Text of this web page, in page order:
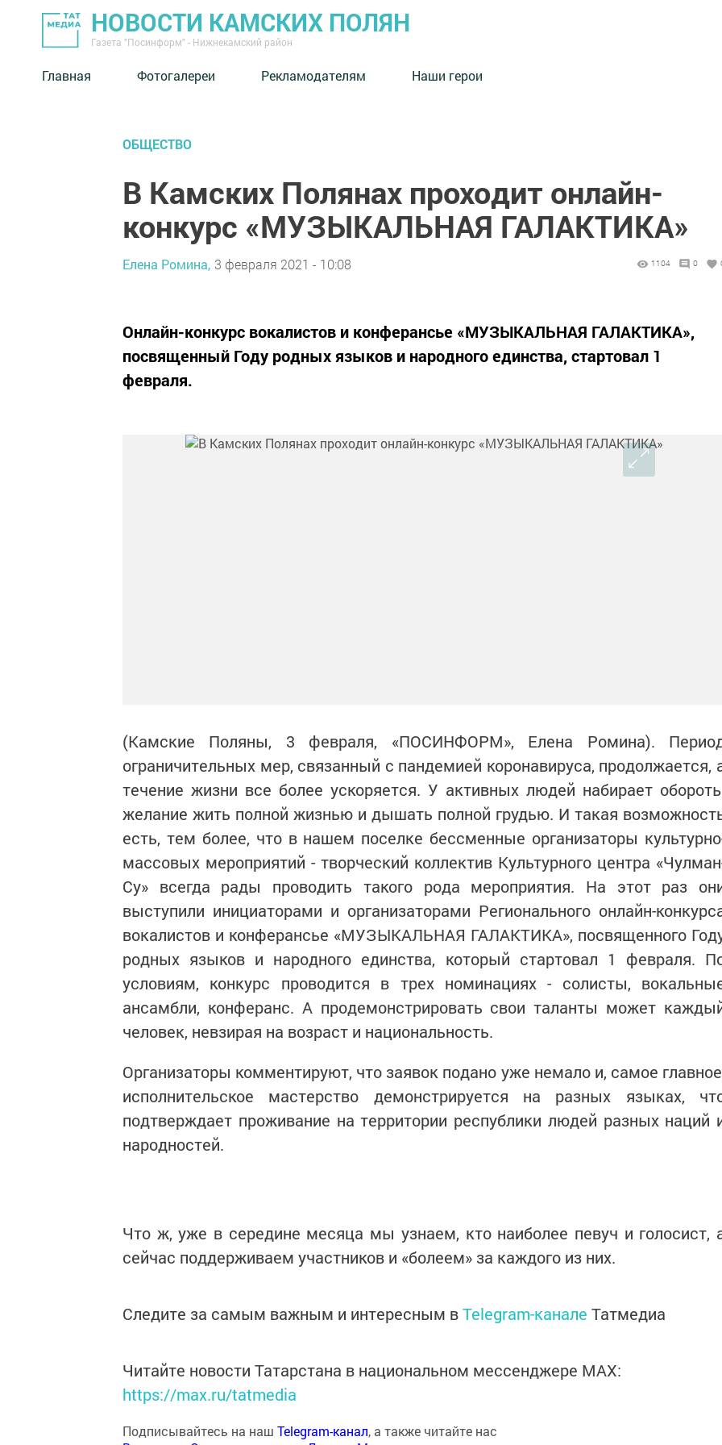
НОВОСТИ КАМСКИХ ПОЛЯН
Газета "Посинформ" - Нижнекамский район
Главная Фотогалереи Рекламодателям Наши герои
ОБЩЕСТВО
В Камских Полянах проходит онлайн-
конкурс «МУЗЫКАЛЬНАЯ ГАЛАКТИКА»
Елена Ромина, 3 февраля 2021 - 10:08 1104 0
Онлайн-конкурс вокалистов и конферансье «МУЗЫКАЛЬНАЯ ГАЛАКТИКА»,
посвященный Году родных языков и народного единства, стартовал 1
февраля.
(Камские Поляны, 3 февраля, «ПОСИНФОРМ», Елена Ромина).
ограничительных мер, связанный с пандемией коронавируса, продолжается,
течение жизни все более ускоряется. У активных людей набирает
желание жить полной жизнью и дышать полной грудью. И такая
есть, тем более, что в нашем поселке бессменные организаторы
массовых мероприятий - творческий коллектив Культурного центра
Су» всегда рады проводить такого рода мероприятия. На этот раз
выступили инициаторами и организаторами Регионального онлайн-
вокалистов и конферансье «МУЗЫКАЛЬНАЯ ГАЛАКТИКА», посвященного
родных языков и народного единства, который стартовал 1 февраля.
условиям, конкурс проводится в трех номинациях - солисты,
ансамбли, конферанс. А продемонстрировать свои таланты может
человек, невзирая на возраст и национальность.
Организаторы комментируют, что заявок подано уже немало и, самое
исполнительское мастерство демонстрируется на разных языках,
подтверждает проживание на территории республики людей разных наций
народностей.
Что ж, уже в середине месяца мы узнаем, кто наиболее певуч и голосист,
сейчас поддерживаем участников и «болеем» за каждого из них.
Следите за самым важным и интересным вTelegram-канале Татмедиа
Читайте новости Татарстана в национальном мессенджере MАХ:
https://max.ru/tatmedia
Подписывайтесь на наш Telegram-канал, а также читайте нас